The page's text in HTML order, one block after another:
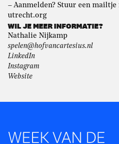
– Aanmelden? Stuur een mailtje
utrecht.org
WIL JE MEER INFORMATIE?
Nathalie Nijkamp
spelen@hofvancartesius.nl
LinkedIn
Instagram
Website